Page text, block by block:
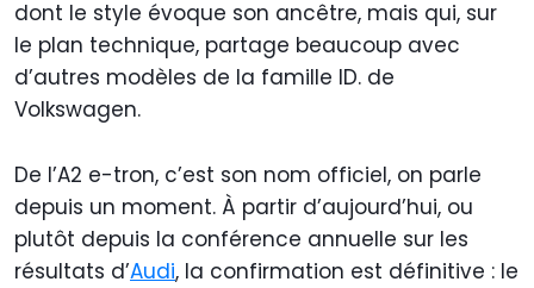
dont le style évoque son ancêtre, mais qui, sur
le plan technique, partage beaucoup avec
d’autres modèles de la famille ID. de
Volkswagen.
De l’A2 e-tron, c’est son nom officiel, on parle
depuis un moment. À partir d’aujourd’hui, ou
plutôt depuis la conférence annuelle sur les
résultats d’Audi, la confirmation est définitive : le